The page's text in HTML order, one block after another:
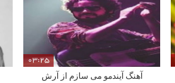
03:25
آهنگ آیندمو می سازم از آرش